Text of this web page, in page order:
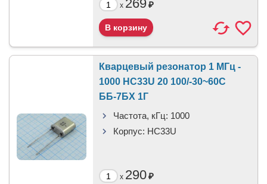
x 269₽
Кварцевый резонатор 1 МГц -
1000 HC33U 20 100/-30~60C
ББ-7БХ 1Г
Частота, кГц: 1000
Корпус: HC33U
x 290₽